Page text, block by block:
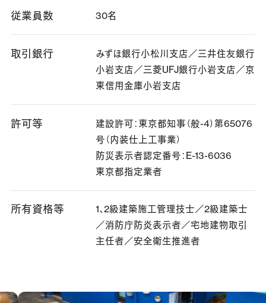
従業員数 30名
取引銀行
みずほ銀行小松川支店／三井住友銀行
小岩支店／三菱UFJ銀行小岩支店／京
東信用金庫小岩支店
許可等
建設許可：東京都知事（般-4）第65076
号（内装仕上工事業）
防災表示者認定番号：E-13-6036
東京都指定業者
所有資格等
1、2級建築施工管理技士／2級建築士
／消防庁防炎表示者／宅地建物取引
主任者／安全衛生推進者